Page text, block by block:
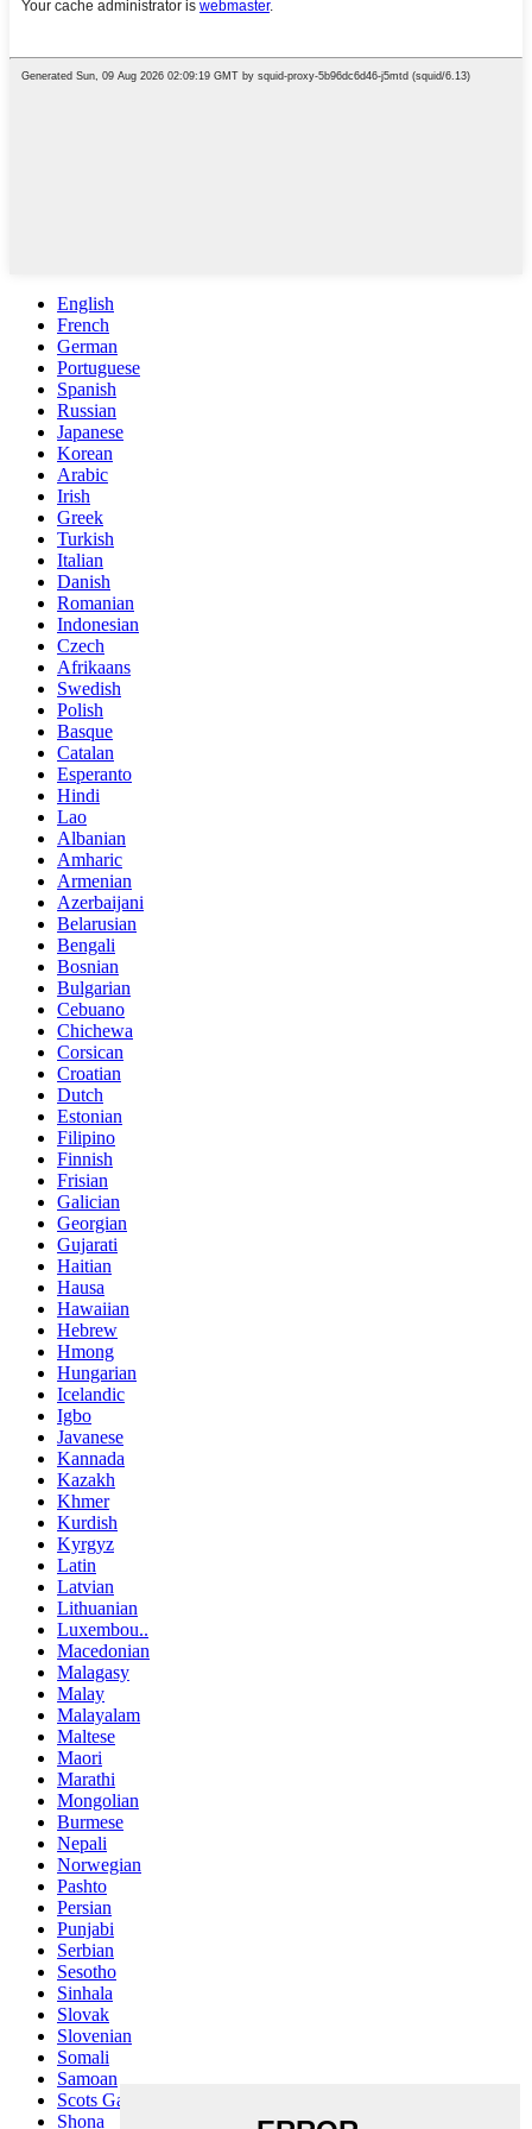
English
French
German
Portuguese
Spanish
Russian
Japanese
Korean
Arabic
Irish
Greek
Turkish
Italian
Danish
Romanian
Indonesian
Czech
Afrikaans
Swedish
Polish
Basque
Catalan
Esperanto
Hindi
Lao
Albanian
Amharic
Armenian
Azerbaijani
Belarusian
Bengali
Bosnian
Bulgarian
Cebuano
Chichewa
Corsican
Croatian
Dutch
Estonian
Filipino
Finnish
Frisian
Galician
Georgian
Gujarati
Haitian
Hausa
Hawaiian
Hebrew
Hmong
Hungarian
Icelandic
Igbo
Javanese
Kannada
Kazakh
Khmer
Kurdish
Kyrgyz
Latin
Latvian
Lithuanian
Luxembou..
Macedonian
Malagasy
Malay
Malayalam
Maltese
Maori
Marathi
Mongolian
Burmese
Nepali
Norwegian
Pashto
Persian
Punjabi
Serbian
Sesotho
Sinhala
Slovak
Slovenian
Somali
Samoan
Scots Gaelic
Shona